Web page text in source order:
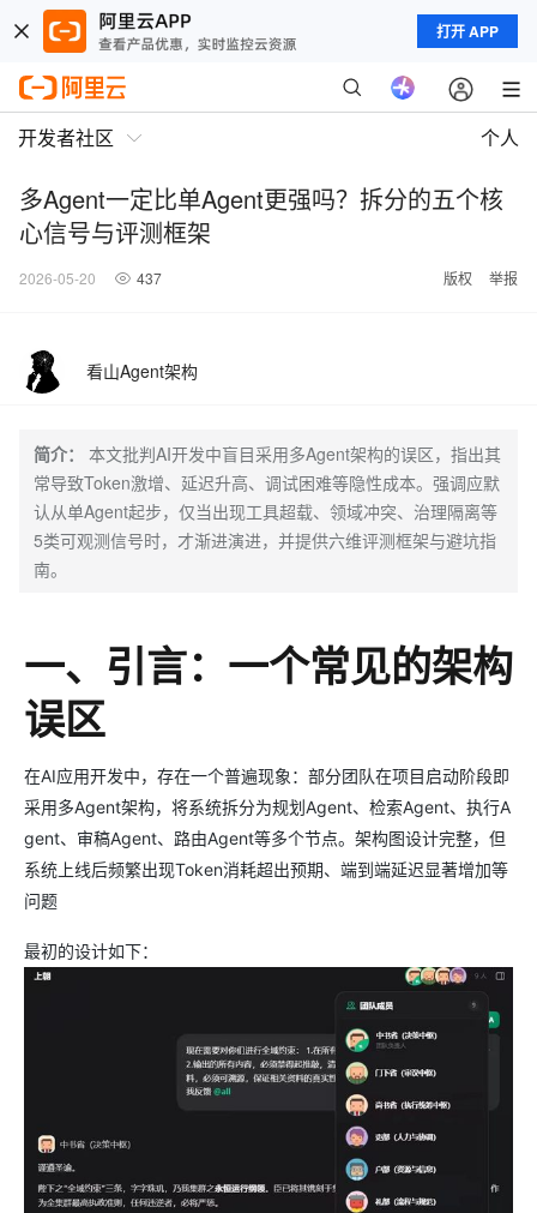
打开 APP
开发者社区 个人
多Agent一定比单Agent更强吗？拆分的五个核
心信号与评测框架
2026-05-20 437 版权 举报
看山Agent架构
简介：
本文批判AI开发中盲目采用多Agent架构的误区，指出其
常导致Token激增、延迟升高、调试困难等隐性成本。强调应默
认从单Agent起步，仅当出现工具超载、领域冲突、治理隔离等
5类可观测信号时，才渐进演进，并提供六维评测框架与避坑指
南。
一、引言：一个常见的架构
误区
在AI应用开发中，存在一个普遍现象：部分团队在项目启动阶段即
采用多Agent架构，将系统拆分为规划Agent、检索Agent、执行A
gent、审稿Agent、路由Agent等多个节点。架构图设计完整，但
系统上线后频繁出现Token消耗超出预期、端到端延迟显著增加等
问题
最初的设计如下：